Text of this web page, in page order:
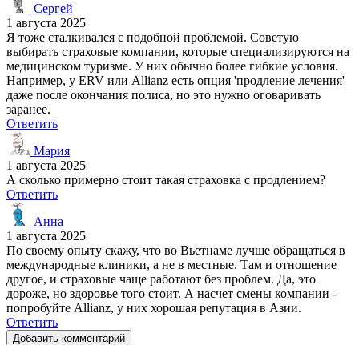
Сергей
1 августа 2025
Я тоже сталкивался с подобной проблемой. Советую
выбирать страховые компании, которые специализируются на
медицинском туризме. У них обычно более гибкие условия.
Например, у ERV или Allianz есть опция 'продление лечения'
даже после окончания полиса, но это нужно оговаривать
заранее.
Ответить
Мария
1 августа 2025
А сколько примерно стоит такая страховка с продлением?
Ответить
Анна
1 августа 2025
По своему опыту скажу, что во Вьетнаме лучше обращаться в
международные клиники, а не в местные. Там и отношение
другое, и страховые чаще работают без проблем. Да, это
дороже, но здоровье того стоит. А насчет смены компании -
попробуйте Allianz, у них хорошая репутация в Азии.
Ответить
Добавить комментарий